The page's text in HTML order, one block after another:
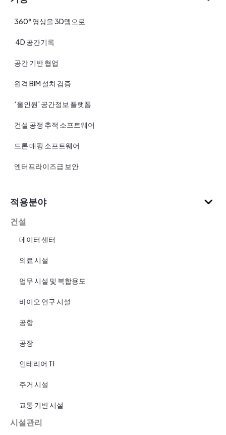
360° 영상을 3D맵으로
4D 공간기록
공간 기반 협업
원격 BIM 설치 검증
‘올인원’ 공간정보 플랫폼
건설 공정 추적 소프트웨어
드론 매핑 소프트웨어
엔터프라이즈급 보안
적용분야
건설
데이터 센터
의료 시설
업무 시설 및 복합용도
바이오 연구 시설
공항
공장
인테리어 TI
주거 시설
교통 기반 시설
시설관리